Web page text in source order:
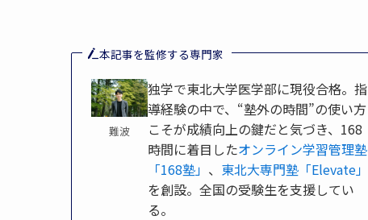
本記事を監修する専門家
難波
独学で東北大学医学部に現役合格。指
導経験の中で、“塾外の時間”の使い方
こそが成績向上の鍵だと気づき、168
時間に着目したオンライン学習管理塾
「168塾」 、 東北大専門塾「Elevate」
を創設。全国の受験生を支援してい
る。